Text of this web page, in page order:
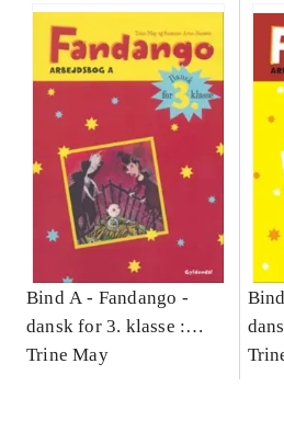
Bind A - Fandango -
dansk for 3. klasse :
grundbog -- Arbejdsbog.
Trine May